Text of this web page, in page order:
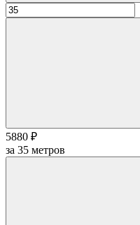
5880 ₽
за 35 метров